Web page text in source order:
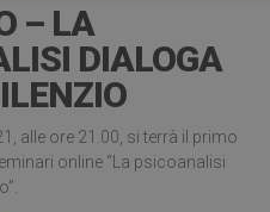
– LA
DIALOGA
alle ore 21.00, si terrà il primo
online “La psicoanalisi